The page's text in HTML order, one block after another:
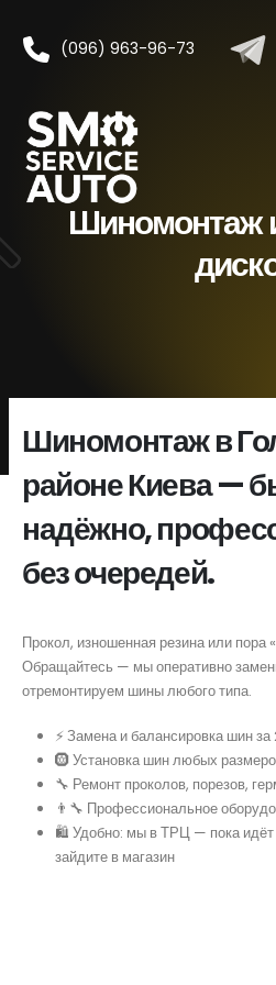
(096) 963-96-73
Шиномонтаж
Шиномонтаж в
районе Киева —
надёжно,
без очередей.
Прокол, изношенная резина или пора
Обращайтесь — мы оперативно
отремонтируем шины любого типа.
⚡️ Замена и балансировка шин
🛞 Установка шин любых
🔧 Ремонт проколов, порезов,
👨‍🔧 Профессиональное
🛍 Удобно: мы в ТРЦ — пока идёт
зайдите в магазин